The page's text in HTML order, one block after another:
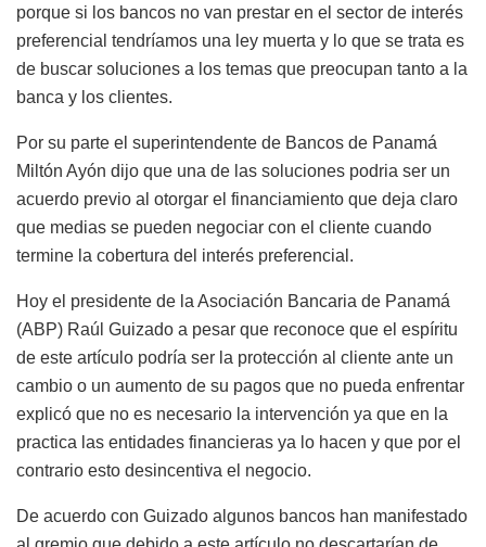
porque si los bancos no van prestar en el sector de interés
preferencial tendríamos una ley muerta y lo que se trata es
de buscar soluciones a los temas que preocupan tanto a la
banca y los clientes.
Por su parte el superintendente de Bancos de Panamá
Miltón Ayón dijo que una de las soluciones podria ser un
acuerdo previo al otorgar el financiamiento que deja claro
que medias se pueden negociar con el cliente cuando
termine la cobertura del interés preferencial.
Hoy el presidente de la Asociación Bancaria de Panamá
(ABP) Raúl Guizado a pesar que reconoce que el espíritu
de este artículo podría ser la protección al cliente ante un
cambio o un aumento de su pagos que no pueda enfrentar
explicó que no es necesario la intervención ya que en la
practica las entidades financieras ya lo hacen y que por el
contrario esto desincentiva el negocio.
De acuerdo con Guizado algunos bancos han manifestado